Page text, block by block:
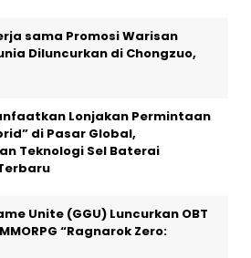
sama Promosi Warisan
Diluncurkan di Chongzuo,
Lonjakan Permintaan
di Pasar Global,
Teknologi Sel Baterai
Unite (GGU) Luncurkan OBT
“Ragnarok Zero: